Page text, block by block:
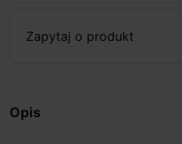
Zapytaj o produkt
Opis